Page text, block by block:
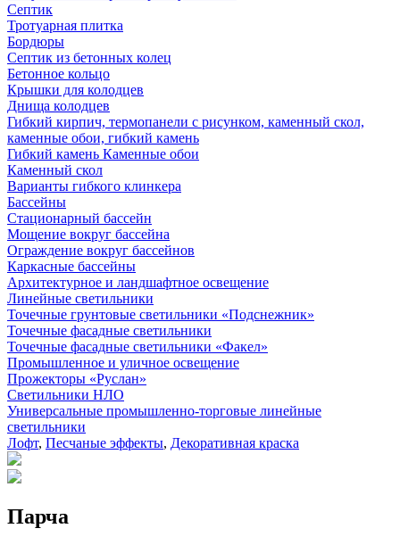
Септик
Тротуарная плитка
Бордюры
Септик из бетонных колец
Бетонное кольцо
Крышки для колодцев
Днища колодцев
Гибкий кирпич, термопанели с рисунком, каменный скол,
каменные обои, гибкий камень
Гибкий камень Каменные обои
Каменный скол
Варианты гибкого клинкера
Бассейны
Стационарный бассейн
Мощение вокруг бассейна
Ограждение вокруг бассейнов
Каркасные бассейны
Архитектурное и ландшафтное освещение
Линейные светильники
Точечные грунтовые светильники «Подснежник»
Точечные фасадные светильники
Точечные фасадные светильники «Факел»
Промышленное и уличное освещение
Прожекторы «Руслан»
Светильники НЛО
Универсальные промышленно-торговые линейные
светильники
Лофт, Песчаные эффекты, Декоративная краска
Парча